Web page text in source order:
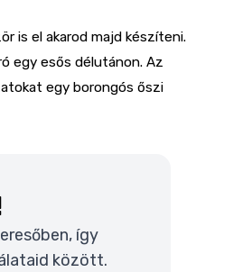
is el akarod majd készíteni.
egy esős délutánon. Az
egy borongós őszi
így
között.